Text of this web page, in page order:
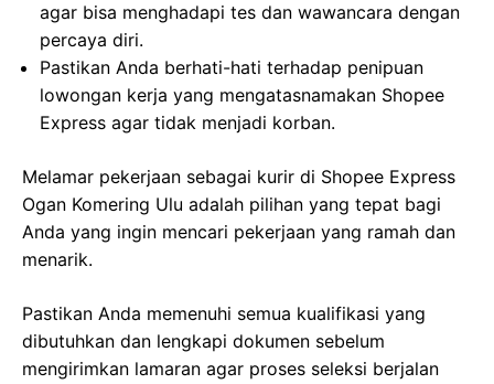
agar bisa menghadapi tes dan wawancara dengan
percaya diri.
Pastikan Anda berhati-hati terhadap penipuan
lowongan kerja yang mengatasnamakan Shopee
Express agar tidak menjadi korban.
Melamar pekerjaan sebagai kurir di Shopee Express
Ogan Komering Ulu adalah pilihan yang tepat bagi
Anda yang ingin mencari pekerjaan yang ramah dan
menarik.
Pastikan Anda memenuhi semua kualifikasi yang
dibutuhkan dan lengkapi dokumen sebelum
mengirimkan lamaran agar proses seleksi berjalan